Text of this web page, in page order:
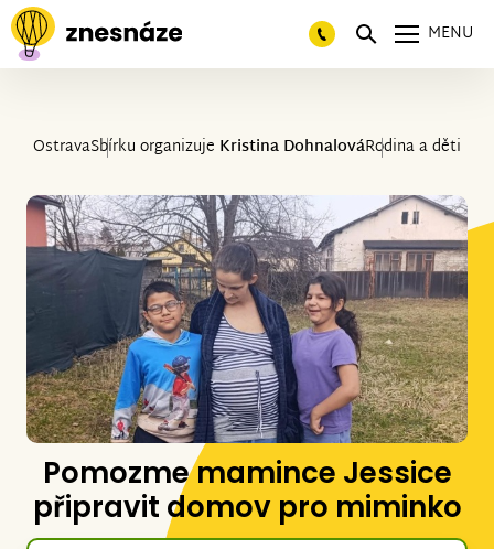
MENU
OstravaSbírku organizuje Kristina DohnalováRodina a děti
Pomozme mamince Jessice
připravit domov pro miminko